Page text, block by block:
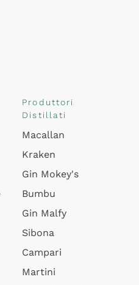
Produttori
Distillati
Macallan
Kraken
Gin Mokey's
Bumbu
Gin Malfy
Sibona
Campari
Martini